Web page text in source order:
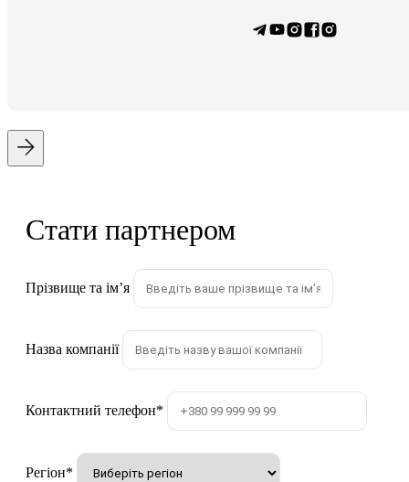
Стати партнером
Прізвище та імʼя
Назва компанії
Контактний телефон*
Регіон*